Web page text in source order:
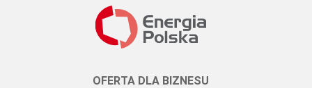
OFERTA DLA BIZNESU